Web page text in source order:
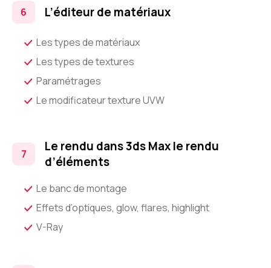
L’éditeur de matériaux
Les types de matériaux
Les types de textures
Paramétrages
Le modificateur texture UVW
Le rendu dans 3ds Max le rendu
d’éléments
Le banc de montage
Effets d’optiques, glow, flares, highlight
V-Ray